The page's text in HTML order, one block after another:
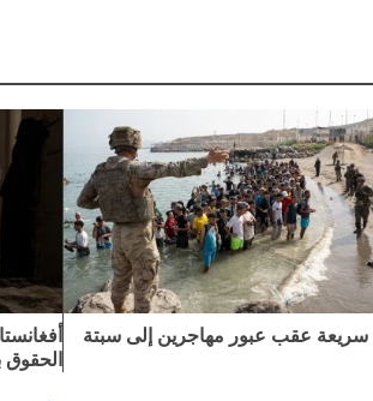
سريعة عقب عبور مهاجرين إلى سبتة
الحقوق بعد 5 سنوات